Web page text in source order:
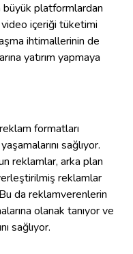
büyük platformlardan
içeriği tüketimi
ihtimallerinin de
yatırım yapmaya
formatları
sağlıyor.
reklamlar, arka plan
reklamlar
da reklamverenlerin
olanak tanıyor ve
sağlıyor.